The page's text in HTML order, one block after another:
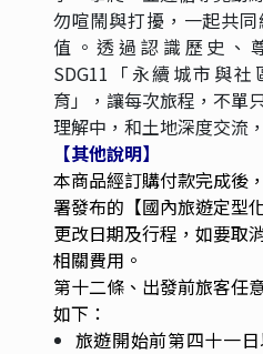
勿喧鬧與打擾，一起共
值。透過認識歷史、
SDG11「永續城市與社
育」，讓每次旅程，不單
理解中，和土地深度交流
【其他說明】
本商品經訂購付款完成後
署發布的【國內旅遊定型
更改日期及行程，如要取
相關費用。
第十二條、出發前旅客任
如下：
旅遊開始前第四十一